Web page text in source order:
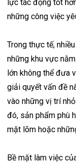
lực tác động tốt
những công việc
Trong thực tế,
những khu vực
lớn không thể đưa
giải quyết vấn đề
vào những vị trí
đó, sản phẩm phù
mặt lõm hoặc
Bề mặt làm việc